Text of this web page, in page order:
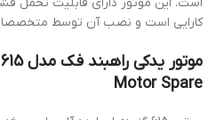
کارایی است و نصب آن توسط
Motor Spare